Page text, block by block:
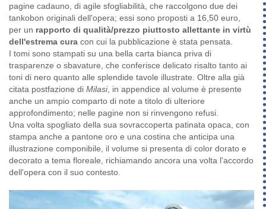
pagine cadauno, di agile sfogliabilità, che raccolgono due dei
tankobon originali dell'opera; essi sono proposti a 16,50 euro,
per un rapporto di qualità/prezzo piuttosto allettante in virtù
dell'estrema cura con cui la pubblicazione è stata pensata.
I tomi sono stampati su una bella carta bianca priva di
trasparenze o sbavature, che conferisce delicato risalto tanto ai
toni di nero quanto alle splendide tavole illustrate. Oltre alla già
citata postfazione di Milasi, in appendice al volume è presente
anche un ampio comparto di note a titolo di ulteriore
approfondimento; nelle pagine non si rinvengono refusi.
Una volta spogliato della sua sovraccoperta patinata opaca, con
stampa anche a pantone oro e una costina che anticipa una
illustrazione componibile, il volume si presenta di color dorato e
decorato a tema floreale, richiamando ancora una volta l'accordo
dell'opera con il suo contesto.